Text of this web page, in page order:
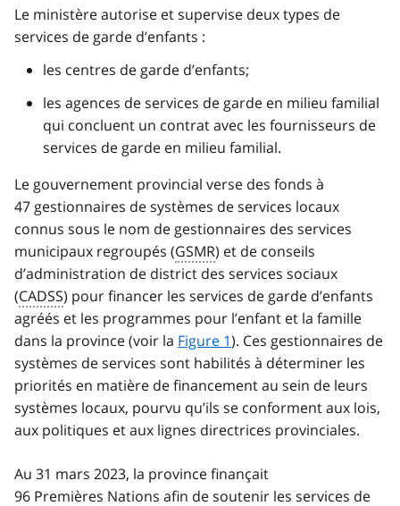
Le ministère autorise et supervise deux types de
services de garde d’enfants :
les centres de garde d’enfants;
les agences de services de garde en milieu familial
qui concluent un contrat avec les fournisseurs de
services de garde en milieu familial.
Le gouvernement provincial verse des fonds à
47 gestionnaires de systèmes de services locaux
connus sous le nom de gestionnaires des services
municipaux regroupés (GSMR) et de conseils
d’administration de district des services sociaux
(CADSS) pour financer les services de garde d’enfants
agréés et les programmes pour l’enfant et la famille
dans la province (voir la Figure 1). Ces gestionnaires de
systèmes de services sont habilités à déterminer les
priorités en matière de financement au sein de leurs
systèmes locaux, pourvu qu’ils se conforment aux lois,
aux politiques et aux lignes directrices provinciales.
Au 31 mars 2023, la province finançait
96 Premières Nations afin de soutenir les services de